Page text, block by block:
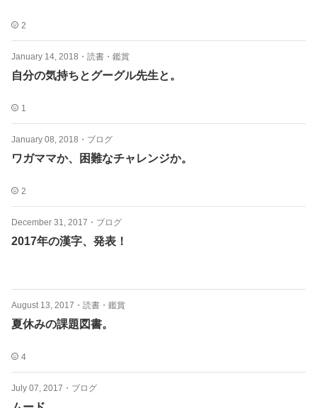
2
January 14, 2018 ・ 読書・鑑賞
自分の気持ちとグーグル先生と。
1
January 08, 2018 ・ ブログ
ワガママか、困難なチャレンジか。
2
December 31, 2017 ・ ブログ
2017年の漢字、発表！
August 13, 2017 ・ 読書・鑑賞
夏休みの課題図書。
4
July 07, 2017 ・ ブログ